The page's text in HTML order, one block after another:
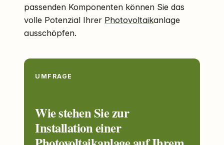
passenden Komponenten können Sie das
volle Potenzial Ihrer Photovoltaikanlage
ausschöpfen.
UMFRAGE
Wie stehen Sie zur
Installation einer